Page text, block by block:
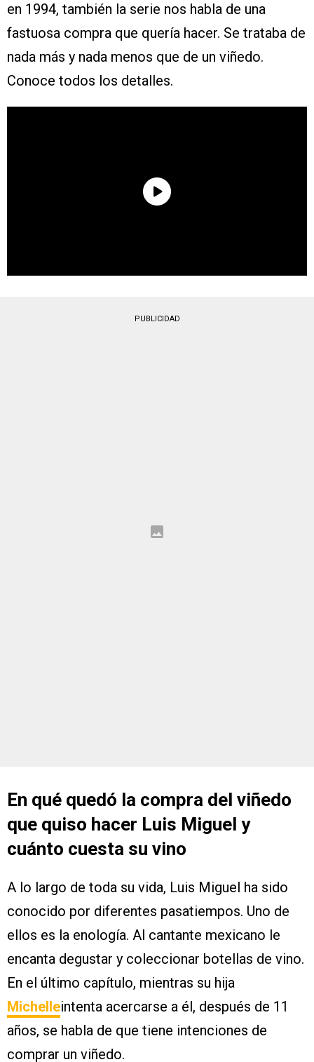
en 1994, también la serie nos habla de una
fastuosa compra que quería hacer. Se trataba de
nada más y nada menos que de un viñedo.
Conoce todos los detalles.
PUBLICIDAD
En qué quedó la compra del viñedo
que quiso hacer Luis Miguel y
cuánto cuesta su vino
A lo largo de toda su vida, Luis Miguel ha sido
conocido por diferentes pasatiempos. Uno de
ellos es la enología. Al cantante mexicano le
encanta degustar y coleccionar botellas de vino.
En el último capítulo, mientras su hija
Michelleintenta acercarse a él, después de 11
años, se habla de que tiene intenciones de
comprar un viñedo.